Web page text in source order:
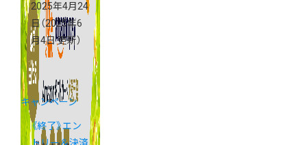
2025年4月24
日（2025年6
月4日 更新）
キャンペーン
《終了》エン